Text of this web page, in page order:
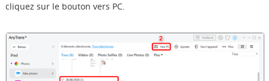
cliquez sur le bouton vers PC.